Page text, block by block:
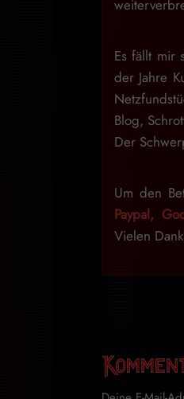
Es fällt mir
der Jahre
Blog,
Der
Um den
Paypal,
Vielen